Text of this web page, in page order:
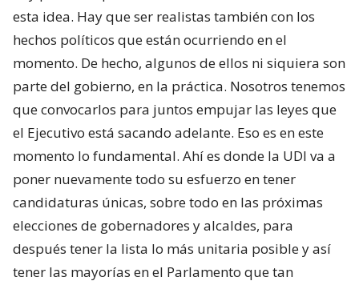
esta idea. Hay que ser realistas también con los
hechos políticos que están ocurriendo en el
momento. De hecho, algunos de ellos ni siquiera son
parte del gobierno, en la práctica. Nosotros tenemos
que convocarlos para juntos empujar las leyes que
el Ejecutivo está sacando adelante. Eso es en este
momento lo fundamental. Ahí es donde la UDI va a
poner nuevamente todo su esfuerzo en tener
candidaturas únicas, sobre todo en las próximas
elecciones de gobernadores y alcaldes, para
después tener la lista lo más unitaria posible y así
tener las mayorías en el Parlamento que tan